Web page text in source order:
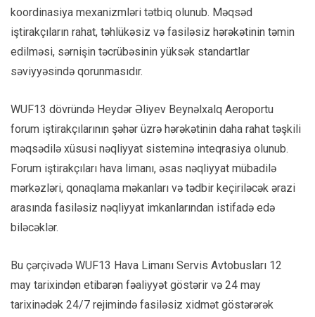
koordinasiya mexanizmləri tətbiq olunub. Məqsəd
iştirakçıların rahat, təhlükəsiz və fasiləsiz hərəkətinin təmin
edilməsi, sərnişin təcrübəsinin yüksək standartlar
səviyyəsində qorunmasıdır.
WUF13 dövründə Heydər Əliyev Beynəlxalq Aeroportu
forum iştirakçılarının şəhər üzrə hərəkətinin daha rahat təşkili
məqsədilə xüsusi nəqliyyat sisteminə inteqrasiya olunub.
Forum iştirakçıları hava limanı, əsas nəqliyyat mübadilə
mərkəzləri, qonaqlama məkanları və tədbir keçiriləcək ərazi
arasında fasiləsiz nəqliyyat imkanlarından istifadə edə
biləcəklər.
Bu çərçivədə WUF13 Hava Limanı Servis Avtobusları 12
may tarixindən etibarən fəaliyyət göstərir və 24 may
tarixinədək 24/7 rejimində fasiləsiz xidmət göstərərək